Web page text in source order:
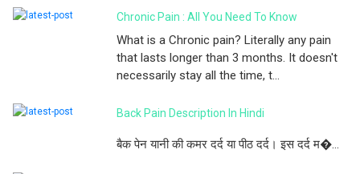
Chronic Pain : All You Need To Know
What is a Chronic pain? Literally any pain
that lasts longer than 3 months. It doesn't
necessarily stay all the time, t...
Back Pain Description In Hindi
बैक पेन यानी की कमर दर्द या पीठ दर्द। इस दर्द म�...